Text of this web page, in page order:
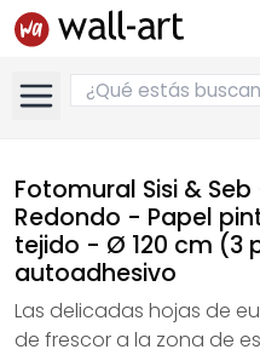
Fotomural Sisi &
Redondo - Papel
tejido - Ø 120 cm (3
autoadhesivo
Las delicadas hojas de
de frescor a la zona de